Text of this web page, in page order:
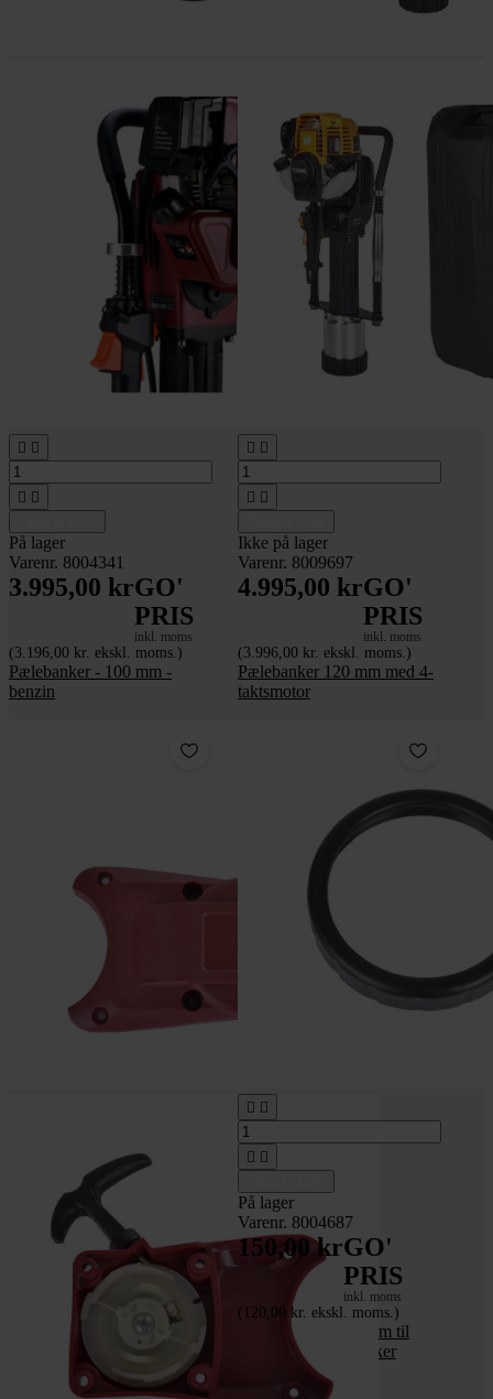
 
 
På lager
Varenr. 8004341
3.995,00 krGO'
PRIS
inkl. moms
(3.196,00 kr. ekskl. moms.)
Pælebanker - 100 mm -
benzin
 
 
Ikke på lager
Varenr. 8009697
4.995,00 krGO'
PRIS
inkl. moms
(3.996,00 kr. ekskl. moms.)
Pælebanker 120 mm med 4-
taktsmotor
 
 
På lager
Varenr. 8004687
150,00 krGO'
PRIS
inkl. moms
(120,00 kr. ekskl. moms.)
_Adapterring 100 mm til
JH95GPD pælebanker